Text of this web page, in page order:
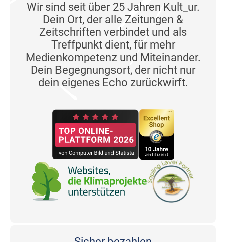
Wir sind seit über 25 Jahren Kult_ur.
Dein Ort, der alle Zeitungen &
Zeitschriften verbindet und als
Treffpunkt dient, für mehr
Medienkompetenz und Miteinander.
Dein Begegnungsort, der nicht nur
dein eigenes Echo zurückwirft.